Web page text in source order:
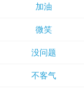
加油
微笑
没问题
不客气